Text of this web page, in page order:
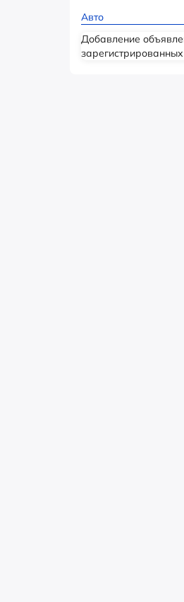
Авто
Добавление